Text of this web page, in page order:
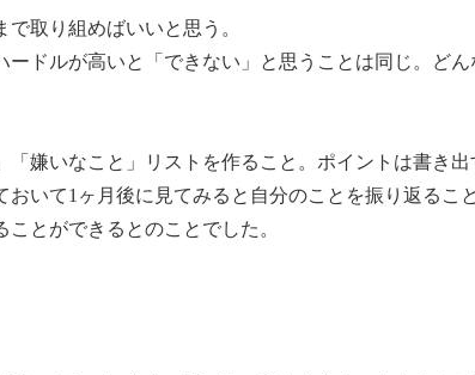
取り組めばいいと思う。
ドルが高いと「できない」と思うことは同じ。ど
嫌いなこと」リストを作ること。ポイントは書き出
いて1ヶ月後に見てみると自分のことを振り返るこ
とができるとのことでした。